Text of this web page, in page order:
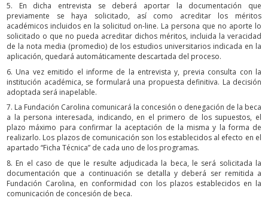
5. En dicha entrevista se deberá aportar la documentación que
previamente se haya solicitado, así como acreditar los méritos
académicos incluidos en la solicitud on-line. La persona que no aporte lo
solicitado o que no pueda acreditar dichos méritos, incluida la veracidad
de la nota media (promedio) de los estudios universitarios indicada en la
aplicación, quedará automáticamente descartada del proceso.
6. Una vez emitido el informe de la entrevista y, previa consulta con la
institución académica, se formulará una propuesta definitiva. La decisión
adoptada será inapelable.
7. La Fundación Carolina comunicará la concesión o denegación de la beca
a la persona interesada, indicando, en el primero de los supuestos, el
plazo máximo para confirmar la aceptación de la misma y la forma de
realizarlo. Los plazos de comunicación son los establecidos al efecto en el
apartado “Ficha Técnica” de cada uno de los programas.
8. En el caso de que le resulte adjudicada la beca, le será solicitada la
documentación que a continuación se detalla y deberá ser remitida a
Fundación Carolina, en conformidad con los plazos establecidos en la
comunicación de concesión de beca.